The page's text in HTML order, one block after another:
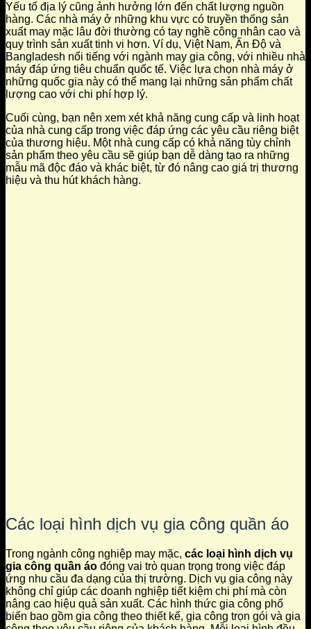
Yếu tố địa lý cũng ảnh hưởng lớn đến chất lượng nguồn
hàng. Các nhà máy ở những khu vực có truyền thống sản
xuất may mặc lâu đời thường có tay nghề công nhân cao và
quy trình sản xuất tinh vi hơn. Ví dụ, Việt Nam, Ấn Độ và
Bangladesh nổi tiếng với ngành may gia công, với nhiều nhà
máy đáp ứng tiêu chuẩn quốc tế. Việc lựa chọn nhà máy ở
những quốc gia này có thể mang lại những sản phẩm chất
lượng cao với chi phí hợp lý.
Cuối cùng, bạn nên xem xét khả năng cung cấp và linh hoạt
của nhà cung cấp trong việc đáp ứng các yêu cầu riêng biệt
của thương hiệu. Một nhà cung cấp có khả năng tùy chỉnh
sản phẩm theo yêu cầu sẽ giúp bạn dễ dàng tạo ra những
mẫu mã độc đáo và khác biệt, từ đó nâng cao giá trị thương
hiệu và thu hút khách hàng.
Các loại hình dịch vụ gia công quần áo
Trong ngành công nghiệp may mặc, các loại hình dịch vụ
gia công quần áo đóng vai trò quan trọng trong việc đáp
ứng nhu cầu đa dạng của thị trường. Dịch vụ gia công này
không chỉ giúp các doanh nghiệp tiết kiệm chi phí mà còn
nâng cao hiệu quả sản xuất. Các hình thức gia công phổ
biến bao gồm gia công theo thiết kế, gia công trọn gói và gia